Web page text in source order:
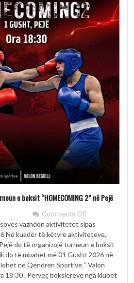
e boksit “HOMECOMING 2” në Pejë
Comments Offon
KB
“DIELLI”
organizon
turneun
e
boksit
vazhdon aktivitetet sipas
Në kuadër të këtyre aktiviteteve,
do të organizojë turneun e boksit
do të mbahet më 01 Gusht 2026 në
në Qendren Sportive “ Valon
18:30 . Përveç boksierëve nga klubet